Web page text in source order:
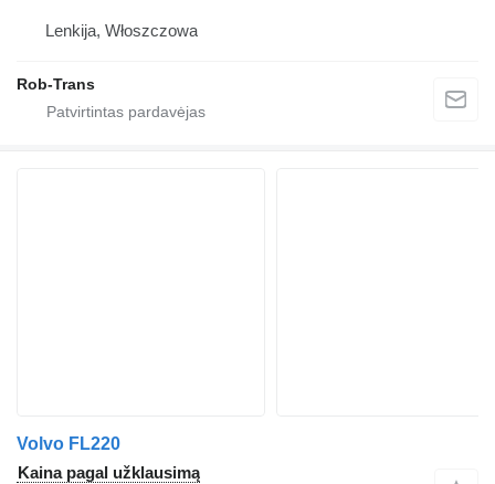
Lenkija, Włoszczowa
Rob-Trans
Volvo FL220
Kaina pagal užklausimą